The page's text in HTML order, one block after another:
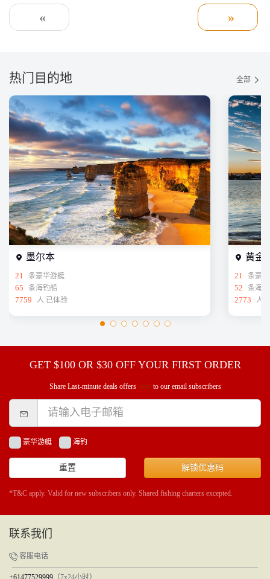
« »
热门目的地 全部
墨尔本
21
条豪华游艇
65
条海钓船
7759
人 已体验
黄金
21
条豪
52
条海
2773
人
GET $100 OR $30 OFF YOUR FIRST ORDER
Share Last-minute deals offers only to our email subscribers
豪华游艇 海钓
重置 解锁优惠码
*T&C apply. Valid for new subscribers only. Shared fishing charters excepted.
联系我们
客服电话
+61477529999 （7x24小时）